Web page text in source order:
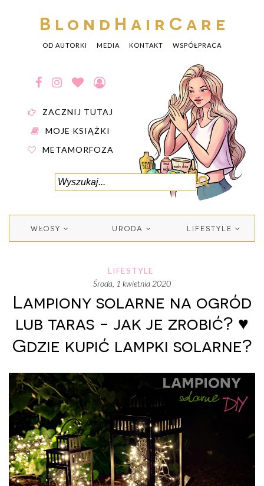
BlondHairCare
OD AUTORKI MEDIA KONTAKT WSPÓŁPRACA
ZACZNIJ TUTAJ
MOJE KSIĄŻKI
METAMORFOZA
WŁOSY URODA LIFESTYLE
LIFESTYLE
środa, 1 kwietnia 2020
Lampiony solarne na ogród
lub taras - jak je zrobić? ♥
Gdzie kupić lampki solarne?